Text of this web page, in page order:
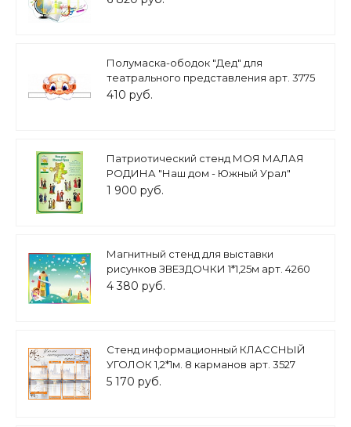
Полумаска-ободок "Дед" для
театрального представления арт. 3775
410 руб.
Патриотический стенд МОЯ МАЛАЯ
РОДИНА "Наш дом - Южный Урал"
0,6*0,8м арт. 5231
1 900 руб.
Магнитный стенд для выставки
рисунков ЗВЕЗДОЧКИ 1*1,25м арт. 4260
4 380 руб.
Стенд информационный КЛАССНЫЙ
УГОЛОК 1,2*1м. 8 карманов арт. 3527
5 170 руб.